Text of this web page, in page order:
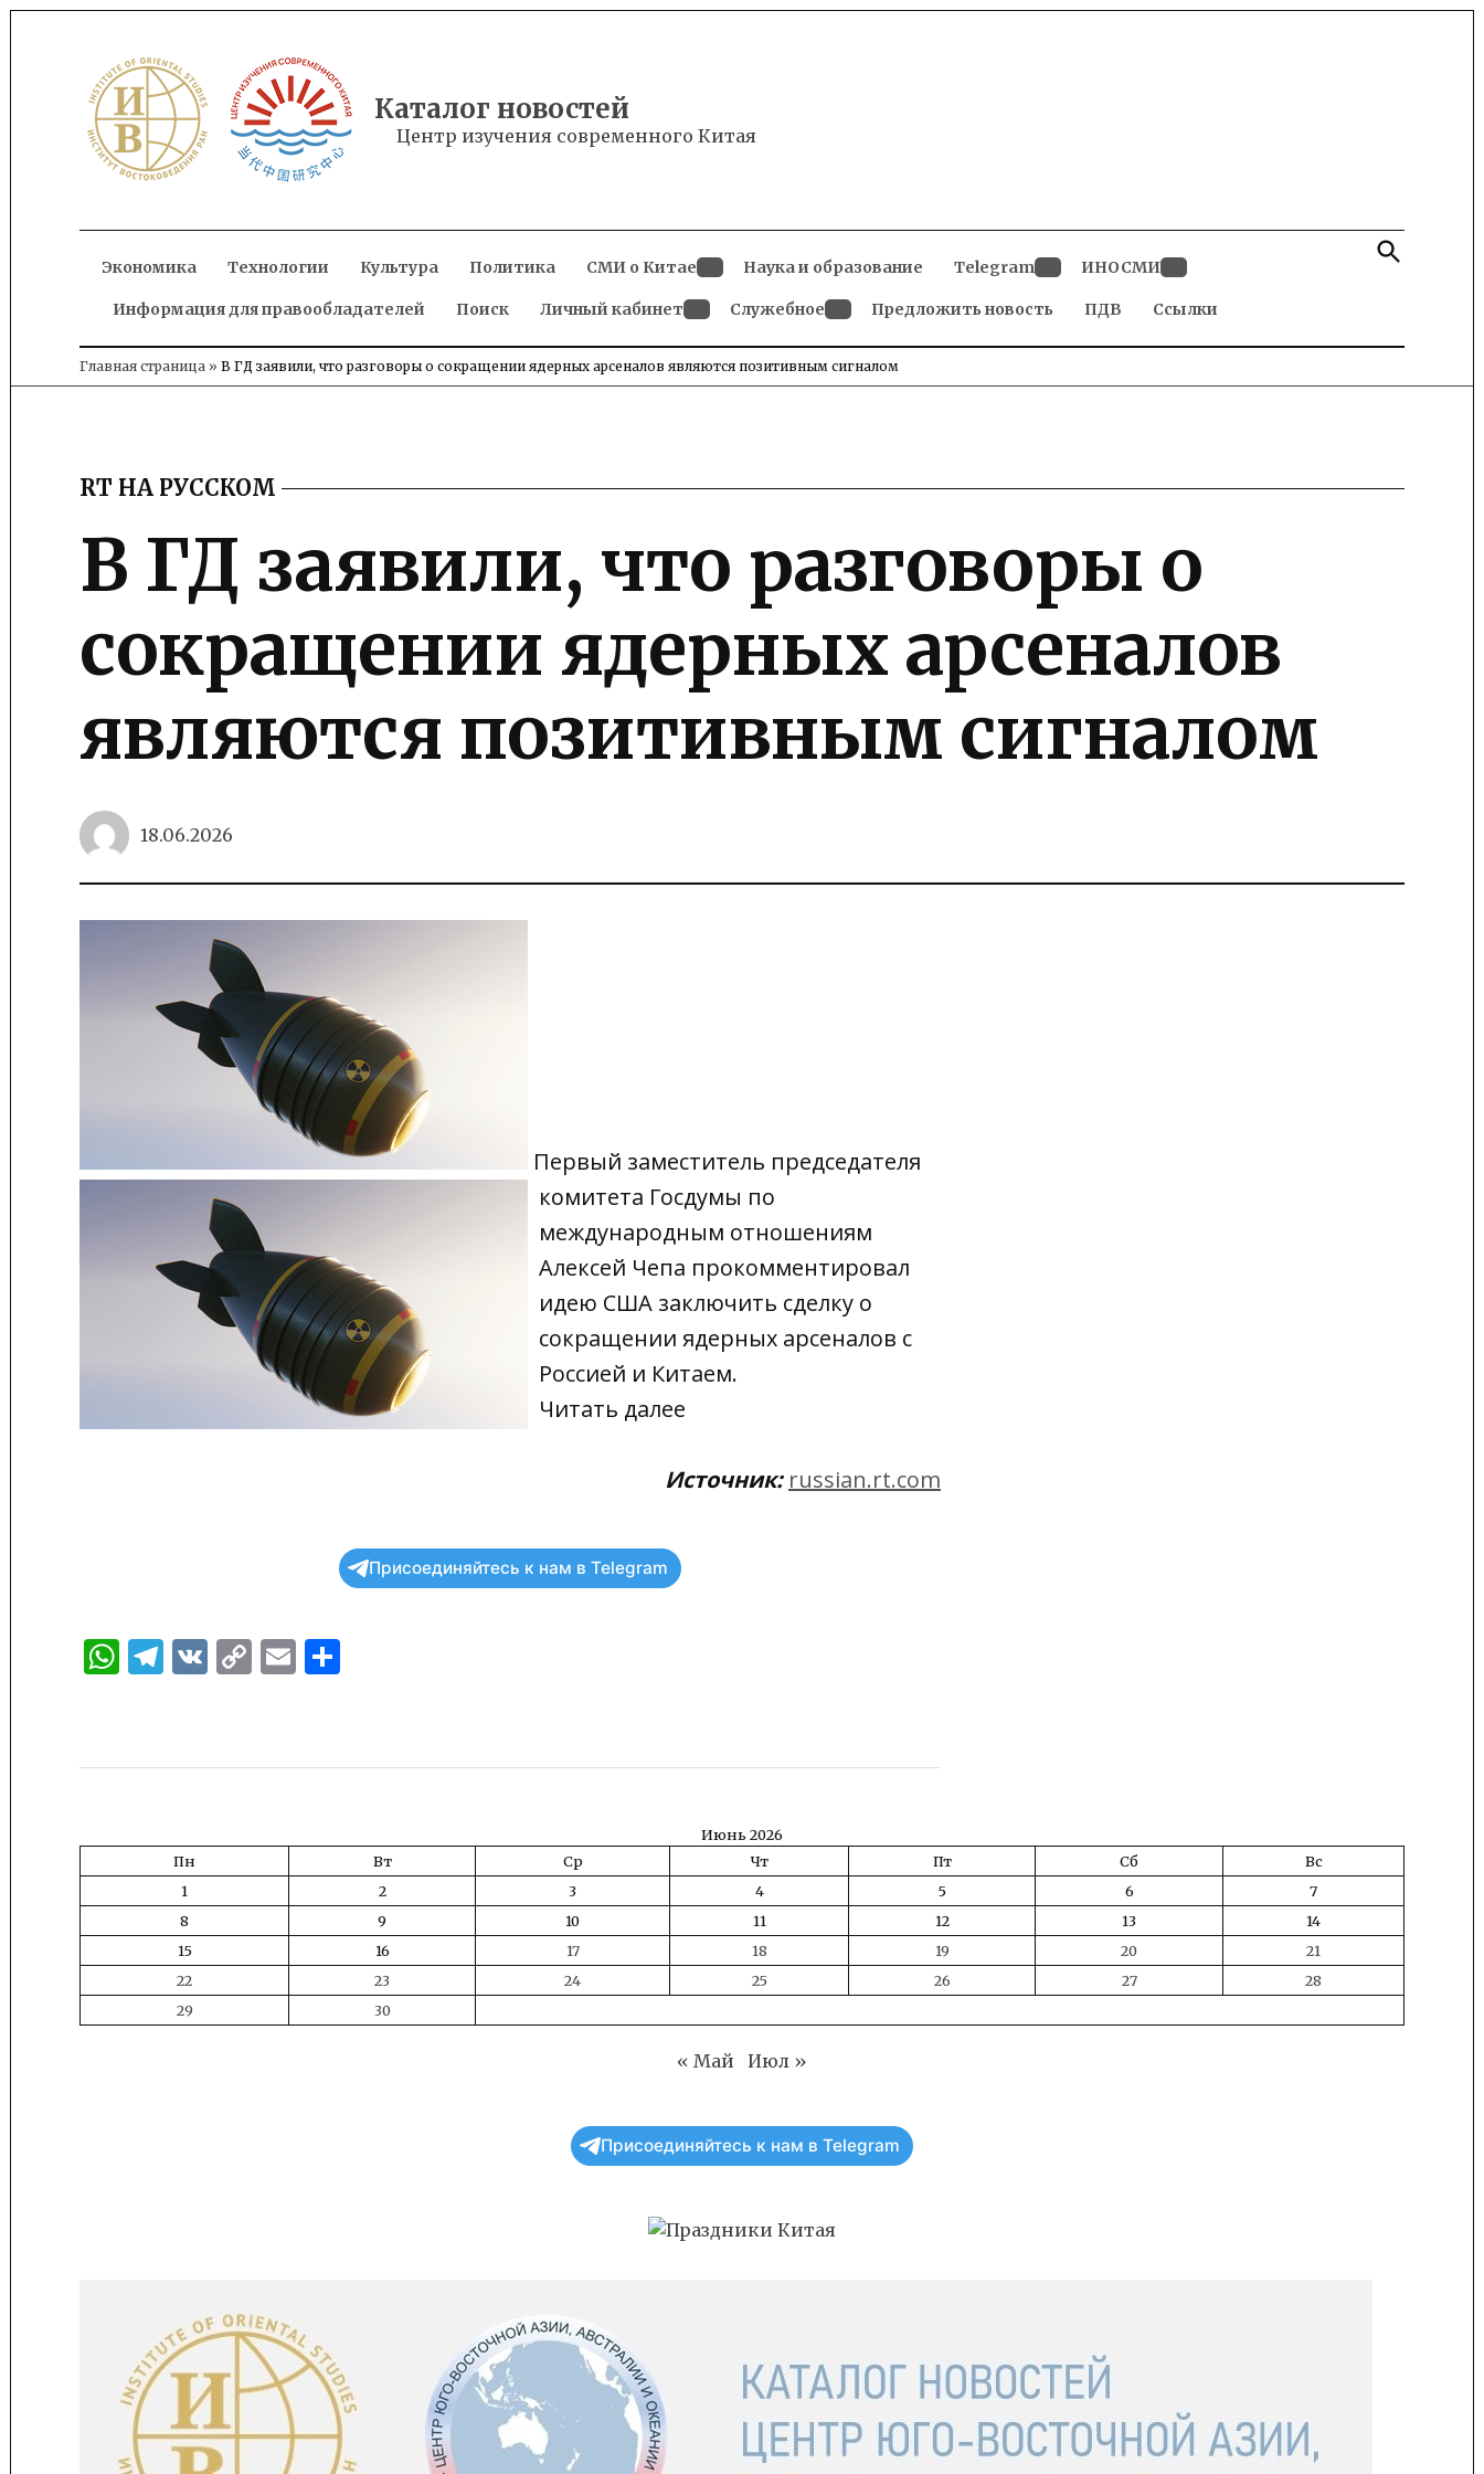
content
Каталог новостей
Центр изучения современного Китая
Экономика Технологии Культура Политика СМИ о Китае
dropdown
menu
Наука и образование Telegram
dropdown
ИНОСМИ
dropdown
Информация для правообладателей Поиск Личный кабинет
dropdown
menu
Служебное
dropdown
menu
Предложить новость ПДВ Ссылки
Open
Search
Главная страница » В ГД заявили, что разговоры о сокращении ядерных арсеналов являются позитивным сигналом
POSTED
RT НА РУССКОМ
В ГД заявили, что разговоры о
сокращении ядерных арсеналов
являются позитивным сигналом
18.06.2026
Первый заместитель председателя
комитета Госдумы по
международным отношениям
Алексей Чепа прокомментировал
идею США заключить сделку о
сокращении ядерных арсеналов с
Россией и Китаем.
Читать далее
Источник: russian.rt.com
Присоединяйтесь к нам в Telegram
WhatsApp
Telegram
VK CopyEmail
Июнь 2026
Пн
Вт Ср Чт Пт Сб
Вс
1
2 3 4 5 6
7
8
9 10 11 12 13
14
15
16 17 18 19 20
21
22
23 24 25 26 27
28
29
30
« Май Июл »
Присоединяйтесь к нам в Telegram